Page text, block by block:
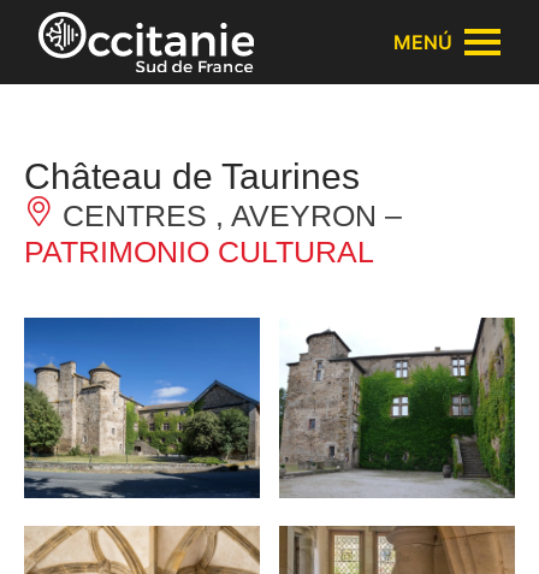
Panel de gestión de cookies
MENÚ
Château de Taurines
CENTRES , AVEYRON –
PATRIMONIO CULTURAL